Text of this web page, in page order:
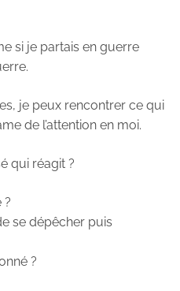
si je partais en guerre
je peux rencontrer ce qui
de l’attention en moi.
qui réagit ?
?
se dépêcher puis
?